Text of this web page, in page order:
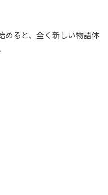
めると、全く新しい物語体